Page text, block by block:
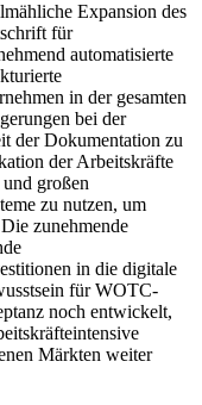
Expansion des
für
automatisierte
in der gesamten
bei der
der Dokumentation zu
der Arbeitskräfte
großen
zu nutzen, um
zunehmende
in die digitale
für WOTC-
noch entwickelt,
Märkten weiter